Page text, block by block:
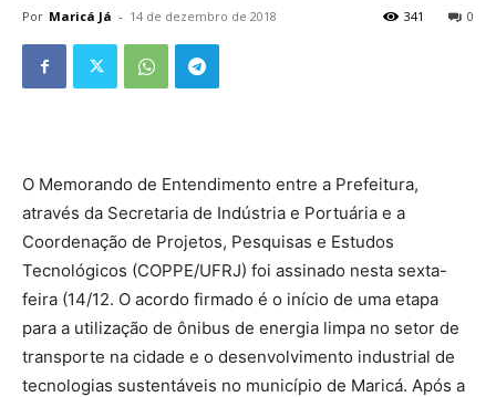
Por Maricá Já - 14 de dezembro de 2018 0
341
O Memorando de Entendimento entre a Prefeitura,
através da Secretaria de Indústria e Portuária e a
Coordenação de Projetos, Pesquisas e Estudos
Tecnológicos (COPPE/UFRJ) foi assinado nesta sexta-
feira (14/12. O acordo firmado é o início de uma etapa
para a utilização de ônibus de energia limpa no setor de
transporte na cidade e o desenvolvimento industrial de
tecnologias sustentáveis no município de Maricá. Após a